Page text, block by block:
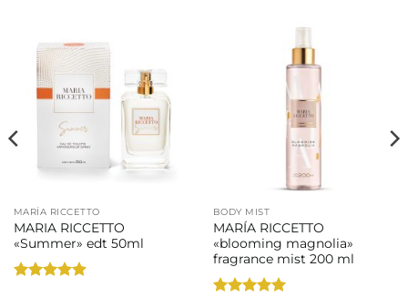
MARÍA RICCETTO
MARIA RICCETTO
«Summer» edt 50ml
BODY MIST
MARÍA RICCETTO
«blooming magnolia»
fragrance mist 200 ml